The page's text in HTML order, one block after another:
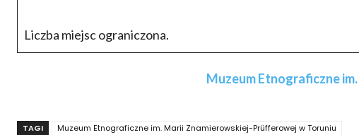
Liczba miejsc ograniczona.
Muzeum Etnograficzne
TAGI Muzeum Etnograficzne im. Marii Znamierowskiej-Prüfferowej w Toruniu